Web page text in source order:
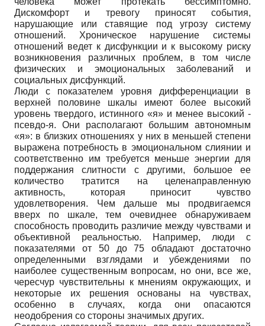
Дискомфорт и тревогу приносят события,
нарушающие или ставящие под угрозу систему
отношений. Хроническое нарушение системы
отношений ведет к дисфункции и к высокому риску
возникновения различных проблем, в том числе
физических и эмоциональных заболеваний и
социальных дисфункций.
Люди с показателем уровня дифференциации в
верхней половине шкалы имеют более высокий
уровень твердого, истинного «я» и менее высокий -
псевдо-я. Они располагают большим автономным
«я»: в близких отношениях у них в меньшей степени
выражена потребность в эмоциональном слиянии и
соответственно им требуется меньше энергии для
поддержания слитности с другими, большое ее
количество тратится на целенаправленную
активность, которая приносит чувство
удовлетворения. Чем дальше мы продвигаемся
вверх по шкале, тем очевиднее обнаруживаем
способность проводить различие между чувствами и
объективной реальностью. Например, люди с
показателями от 50 до 75 обладают достаточно
определенными взглядами и убеждениями по
наиболее существенным вопросам, но они, все же,
чересчур чувствительны к мнениям окружающих, и
некоторые их решения основаны на чувствах,
особенно в случаях, когда они опасаются
неодобрения со стороны значимых других.